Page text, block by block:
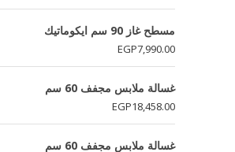
مسطح غاز 90 سم ايكوماتيك
EGP7,990.00
غسالة ملابس مجفف 60 سم
EGP18,458.00
غسالة ملابس مجفف 60 سم